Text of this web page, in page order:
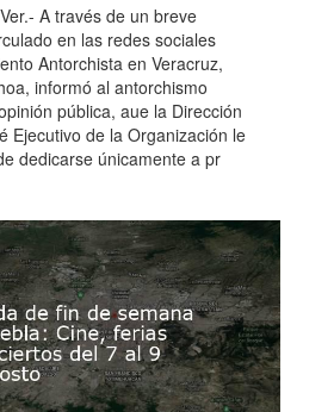
A través de un breve
en las redes sociales
Antorchista en Veracruz,
informó al antorchismo
pública, aue la Dirección
Ejecutivo de la Organización le
dedicarse únicamente a pr